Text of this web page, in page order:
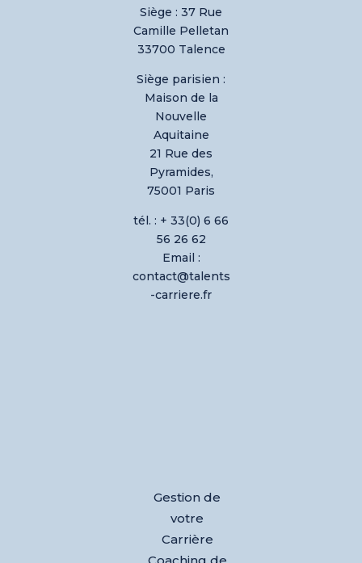
Siège : 37 Rue
Camille Pelletan
33700 Talence
Siège parisien :
Maison de la
Nouvelle
Aquitaine
21 Rue des
Pyramides,
75001 Paris
tél. : + 33(0) 6 66
56 26 62
Email :
contact@talents
-carriere.fr
Gestion de
votre
Carrière